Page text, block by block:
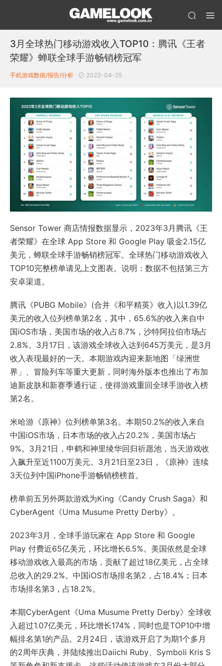
3月全球热门移动游戏收入TOP10：腾讯《王者
荣耀》蝉联全球手游畅销榜冠军
手机游戏数据/报告/分析 2023-04-25
Sensor Tower 商店情报数据显示，2023年3月腾讯《王
者荣耀》在全球 App Store 和 Google Play 吸金2.15亿
美元，蝉联全球手游畅销榜冠军。全球热门移动游戏收入
TOP10完整榜单请见上文图表。说明：数据不包括第三方
安卓渠道。
腾讯《PUBG Mobile》(合并《和平精英》收入)以1.39亿
美元的收入位列榜单第2名，其中，65.6%的收入来自中
国iOS市场，美国市场的收入占8.7%，沙特阿拉伯市场占
2.8%。3月17日，该游戏全球收入达到645万美元，是3月
收入表现最好的一天。本期游戏内迎来新地图「绿洲世
界」、冒险列车等重大更新，同时海外版本也推出了布加
迪新皮肤和新赛季通行证，使得游戏重回全球手游收入榜
第2名。
米哈游《原神》位列榜单第3名。本期50.2%的收入来自
中国iOS市场，日本市场的收入占20.2%，美国市场占
9%。3月21日，申鹤和神里绫华回归祈愿池，当天游戏收
入飙升至近1100万美元。3月21日至23日，《原神》连续
3天位列中国iPhone手游畅销榜榜首。
榜单前五另外两款游戏为King《Candy Crush Saga》和
CyberAgent《Uma Musume Pretty Derby》。
2023年3月，全球手游玩家在 App Store 和 Google
Play 付费近65亿美元，环比增长6.5%。美国依然是全球
移动游戏收入最高的市场，贡献了超过18亿美元，占全球
总收入的29.2%。中国iOS市场排名第2，占18.4%；日本
市场排名第3，占18.2%。
本期CyberAgent《Uma Musume Pretty Derby》全球收
入超过1.07亿美元，环比增长174%，同时也是TOP10中增
幅排名第1的产品。2月24日，该游戏开启了为期1个多月
的2周年庆典，并陆续推出Daiichi Ruby、Symboli Kris S